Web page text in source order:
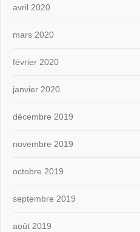
avril 2020
mars 2020
février 2020
janvier 2020
décembre 2019
novembre 2019
octobre 2019
septembre 2019
août 2019